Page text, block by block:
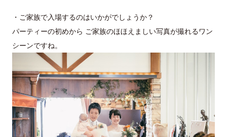
・ご家族で入場するのはいかがでしょうか？
パーティーの初めから ご家族のほほえましい写真が撮れるワン
シーンですね。